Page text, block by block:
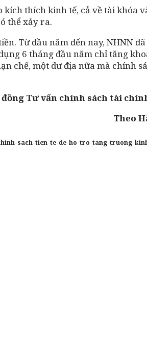
thích kinh tế, cả về tài khóa
thể xảy ra.
Từ đầu năm đến nay, NHNN
6 tháng đầu năm chỉ tăng
chế, một dư địa nữa mà chính
Tư vấn chính sách tài
Theo
sach-tien-te-de-ho-tro-tang-truong-